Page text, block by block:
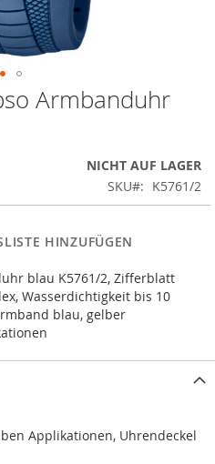
Armbanduhr
NICHT AUF LAGER
SKU
K5761/2
HINZUFÜGEN
blau K5761/2, Zifferblatt
Wasserdichtigkeit bis 10
blau, gelber
Applikationen, Uhrendeckel